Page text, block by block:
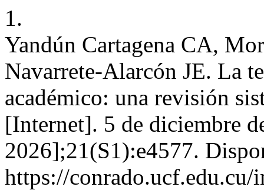
1.
Yandún Cartagena CA,
Navarrete-Alarcón JE. La
académico: una revisión
[Internet]. 5 de diciembre
2026];21(S1):e4577.
https://